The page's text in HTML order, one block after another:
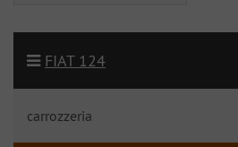
FIAT 124
carrozzeria